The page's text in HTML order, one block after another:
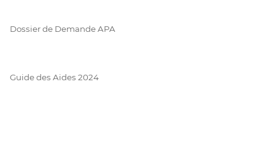
Dossier de Demande APA
Guide des Aides 2024